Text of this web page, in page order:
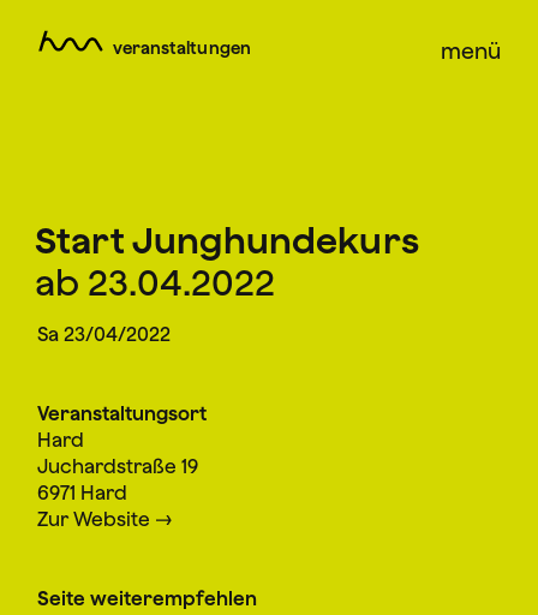
veranstaltungen menü
Start Junghundekurs
ab 23.04.2022
Sa 23/04/2022
Veranstaltungsort
Hard
Juchardstraße 19
6971 Hard
Zur Website
Seite weiterempfehlen